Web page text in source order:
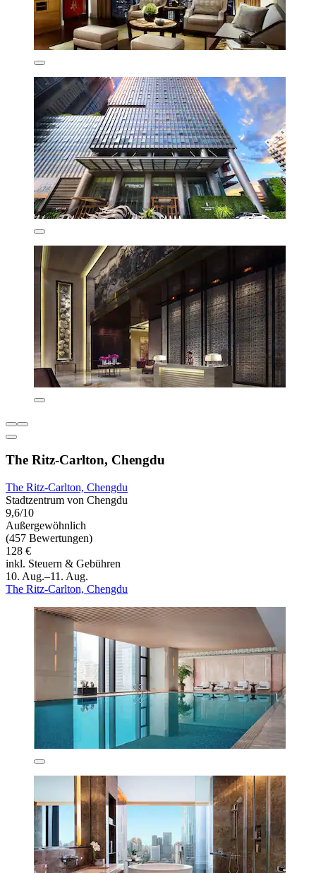
The Ritz-Carlton, Chengdu
The Ritz-Carlton, Chengdu
Stadtzentrum von Chengdu
9,6/10
Außergewöhnlich
(457 Bewertungen)
128 €
inkl. Steuern & Gebühren
10. Aug.–11. Aug.
The Ritz-Carlton, Chengdu